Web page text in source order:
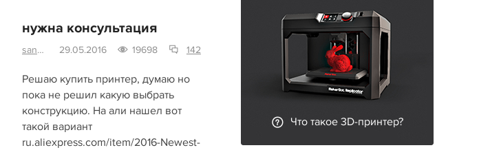
нужна консультация
sanya6530 29.05.2016 19698 142
Решаю купить принтер, думаю но
пока не решил какую выбрать
конструкцию. На али нашел вот
такой вариант
ru.aliexpress.com/item/2016-Newest-
Что такое 3D-принтер?